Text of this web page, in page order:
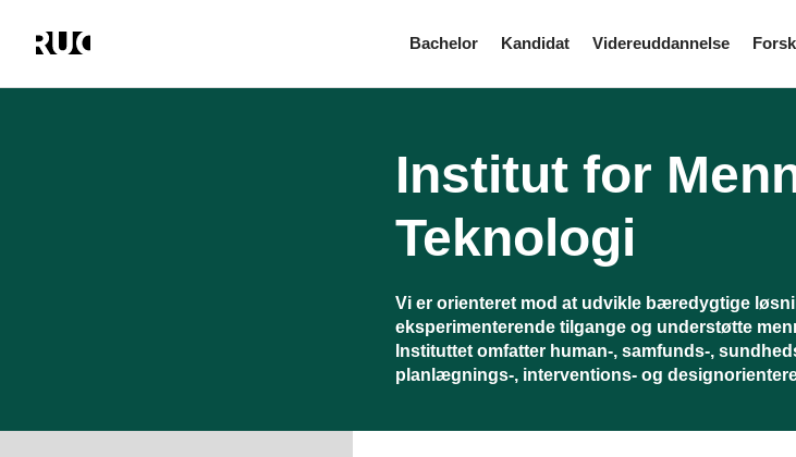
Bachelor Kandidat Videreuddannelse
Institut for
Teknologi
Vi er orienteret mod at udvikle bæredygtige
eksperimenterende tilgange og understøtte
Instituttet omfatter human-, samfunds-,
planlægnings-, interventions- og